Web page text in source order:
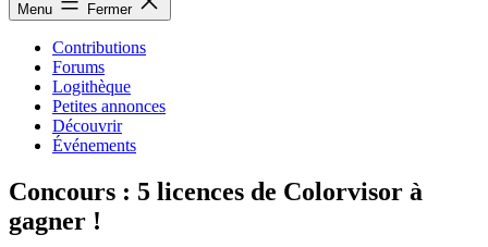
Menu Fermer
Contributions
Forums
Logithèque
Petites annonces
Découvrir
Événements
Concours : 5 licences de Colorvisor à
gagner !